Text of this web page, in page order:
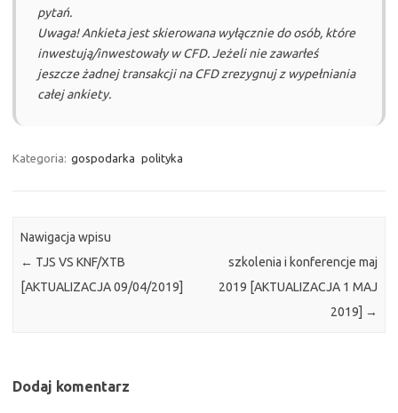
pytań.
Uwaga! Ankieta jest skierowana wyłącznie do osób, które
inwestują/inwestowały w CFD. Jeżeli nie zawarłeś
jeszcze żadnej transakcji na CFD zrezygnuj z wypełniania
całej ankiety.
Kategoria: gospodarka polityka
Nawigacja wpisu
← TJS VS KNF/XTB
[AKTUALIZACJA 09/04/2019]
szkolenia i konferencje maj
2019 [AKTUALIZACJA 1 MAJ
2019] →
Dodaj komentarz